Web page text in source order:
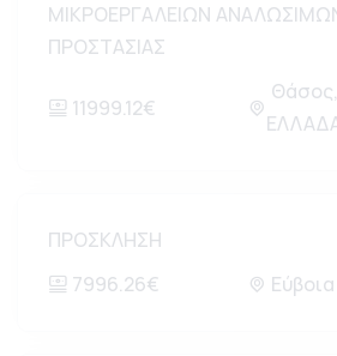
ΜΙΚΡΟΕΡΓΑΛΕΙΩΝ
ΠΡΟΣΤΑΣΙΑΣ
11999.12€
ΠΡΟΣΚΛΗΣΗ
7996.26€